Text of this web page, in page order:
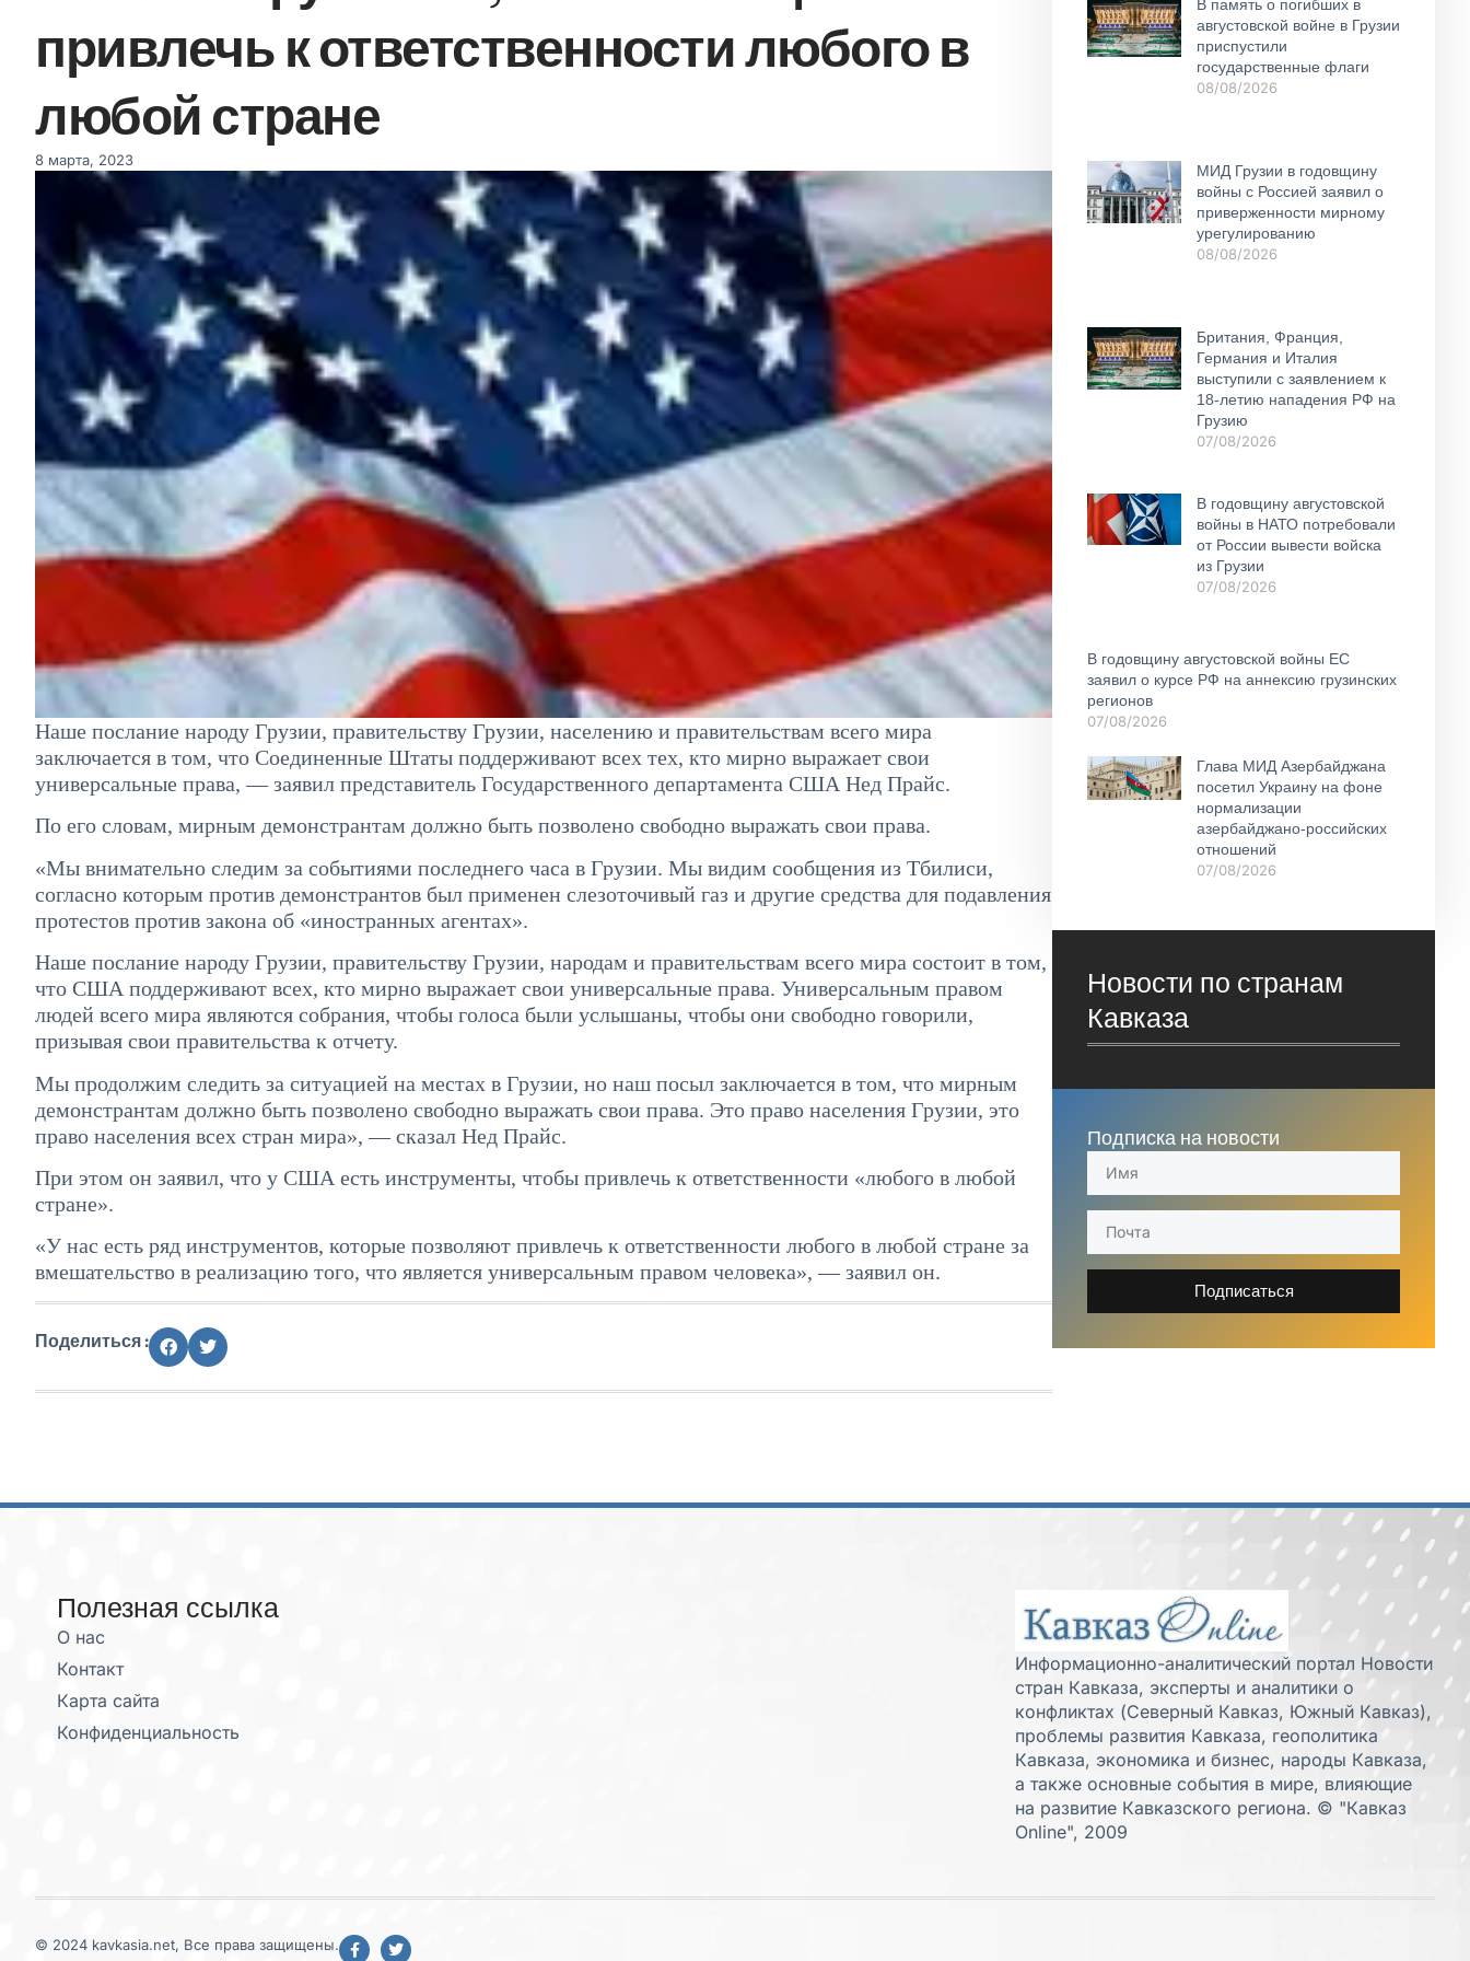
привлечь к ответственности любого в
любой стране
8 марта, 2023
Наше послание народу Грузии, правительству Грузии, населению и правительствам всего мира
заключается в том, что Соединенные Штаты поддерживают всех тех, кто мирно выражает свои
универсальные права, — заявил представитель Государственного департамента США Нед Прайс.
По его словам, мирным демонстрантам должно быть позволено свободно выражать свои права.
«Мы внимательно следим за событиями последнего часа в Грузии. Мы видим сообщения из Тбилиси,
согласно которым против демонстрантов был применен слезоточивый газ и другие средства для подавления
протестов против закона об «иностранных агентах».
Наше послание народу Грузии, правительству Грузии, народам и правительствам всего мира состоит в том,
что США поддерживают всех, кто мирно выражает свои универсальные права. Универсальным правом
людей всего мира являются собрания, чтобы голоса были услышаны, чтобы они свободно говорили,
призывая свои правительства к отчету.
Мы продолжим следить за ситуацией на местах в Грузии, но наш посыл заключается в том, что мирным
демонстрантам должно быть позволено свободно выражать свои права. Это право населения Грузии, это
право населения всех стран мира», — сказал Нед Прайс.
При этом он заявил, что у США есть инструменты, чтобы привлечь к ответственности «любого в любой
стране».
«У нас есть ряд инструментов, которые позволяют привлечь к ответственности любого в любой стране за
вмешательство в реализацию того, что является универсальным правом человека», — заявил он.
Поделиться :
В память о погибших в
августовской войне в Грузии
приспустили
государственные флаги
08/08/2026
МИД Грузии в годовщину
войны с Россией заявил о
приверженности мирному
урегулированию
08/08/2026
Британия, Франция,
Германия и Италия
выступили с заявлением к
18-летию нападения РФ на
Грузию
07/08/2026
В годовщину августовской
войны в НАТО потребовали
от России вывести войска
из Грузии
07/08/2026
В годовщину августовской войны ЕС
заявил о курсе РФ на аннексию грузинских
регионов
07/08/2026
Глава МИД Азербайджана
посетил Украину на фоне
нормализации
азербайджано-российских
отношений
07/08/2026
Новости по странам
Кавказа
Подписка на новости
Подписаться
Полезная ссылка
О нас
Контакт
Карта сайта
Конфиденциальность
Информационно-аналитический портал Новости
стран Кавказа, эксперты и аналитики о
конфликтах (Северный Кавказ, Южный Кавказ),
проблемы развития Кавказа, геополитика
Кавказа, экономика и бизнес, народы Кавказа,
а также основные события в мире, влияющие
на развитие Кавказского региона. © "Кавказ
Online", 2009
© 2024 kavkasia.net, Все права защищены.